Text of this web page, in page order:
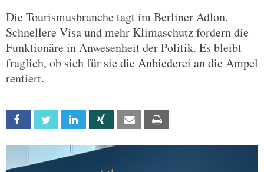
Die Tourismusbranche tagt im Berliner Adlon.
Schnellere Visa und mehr Klimaschutz fordern die
Funktionäre in Anwesenheit der Politik. Es bleibt
fraglich, ob sich für sie die Anbiederei an die Ampel
rentiert.
Facebook Twitter Linkedin Xing Email